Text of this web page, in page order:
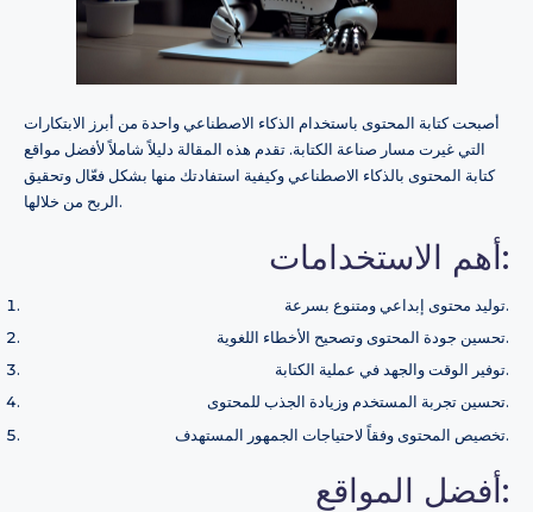
أصبحت كتابة المحتوى باستخدام الذكاء الاصطناعي واحدة من أبرز الابتكارات
التي غيرت مسار صناعة الكتابة. تقدم هذه المقالة دليلاً شاملاً لأفضل مواقع
كتابة المحتوى بالذكاء الاصطناعي وكيفية استفادتك منها بشكل فعّال وتحقيق
الربح من خلالها.
أهم الاستخدامات:
توليد محتوى إبداعي ومتنوع بسرعة.
تحسين جودة المحتوى وتصحيح الأخطاء اللغوية.
توفير الوقت والجهد في عملية الكتابة.
تحسين تجربة المستخدم وزيادة الجذب للمحتوى.
تخصيص المحتوى وفقاً لاحتياجات الجمهور المستهدف.
أفضل المواقع: